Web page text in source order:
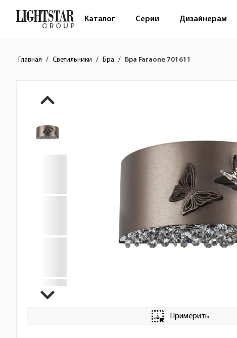
Каталог Серии Дизайнерам
Главная Светильники Бра Бра Faraone 701611
Краткое описание товара
Изображения товара
Примерить
Стоимость товара